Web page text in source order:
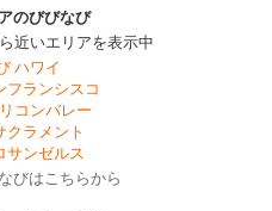
のびびなび
近いエリアを表示中
ハワイ
フランシスコ
コンバレー
クラメント
サンゼルス
びはこちらから